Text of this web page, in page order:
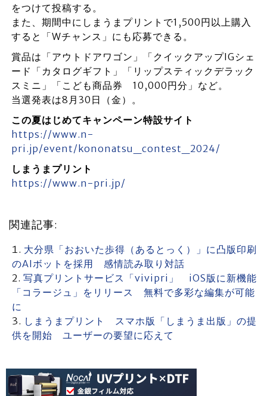
をつけて投稿する。
また、期間中にしまうまプリントで1,500円以上購入
すると「Wチャンス」にも応募できる。
賞品は「アウトドアワゴン」「クイックアップIGシェ
ード「カタログギフト」「リップスティックデラック
スミニ」「こども商品券 10,000円分」など。
当選発表は8月30日（金）。
この夏はじめてキャンペーン特設サイト
https://www.n-
pri.jp/event/kononatsu_contest_2024/
しまうまプリント
https://www.n-pri.jp/
関連記事:
大分県「おおいた歩得（あるとっく）」に凸版印刷
のAIボットを採用 感情読み取り対話
写真プリントサービス「vivipri」 iOS版に新機能
「コラージュ」をリリース 無料で多彩な編集が可能
に
しまうまプリント スマホ版「しまうま出版」の提
供を開始 ユーザーの要望に応えて